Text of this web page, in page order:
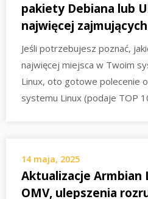
pakiety Debiana lub
najwięcej
Jeśli potrzebujesz poznać,
najwięcej miejsca w Twoim
Linux, oto gotowe polecenie
systemu Linux (podaje TOP
14 maja, 2025
Aktualizacje Armbian
OMV, ulepszenia